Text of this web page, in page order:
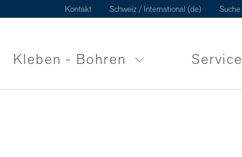
Kontakt Schweiz / International (de) Suche
Kleben - Bohren Service